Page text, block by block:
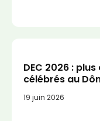
DEC 2026 :
célébrés au
19 juin 2026